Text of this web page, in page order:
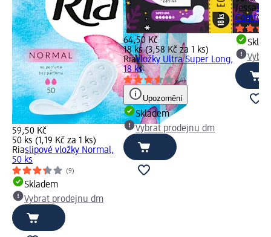
59,50 Kč
50 ks (1,19 Kč za 1 ks)
Riaslipové vložky Normal,
50 ks
(9)
Skladem
Vybrat prodejnu dm
64,50 Kč
18 ks (3,58 Kč za 1 ks)
Riavložky Ultra Super Long,
18 ks
(4)
Upozornění
Skladem
Vybrat prodejnu dm
Jessa
Comfort